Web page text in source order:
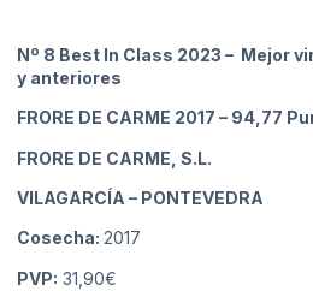
Nº 8 Best In Class 2023 – Mejor
y anteriores
FRORE DE CARME 2017 – 94,77
FRORE DE CARME, S.L.
VILAGARCÍA – PONTEVEDRA
Cosecha: 2017
PVP: 31,90€